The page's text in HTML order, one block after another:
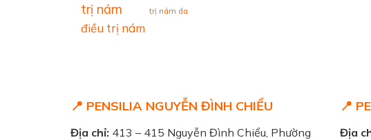
trị nám trị nám da
điều trị nám
📍 PENSILIA NGUYỄN ĐÌNH CHIỂU
Địa chỉ: 413 – 415 Nguyễn Đình Chiểu, Phường
📍
Địa